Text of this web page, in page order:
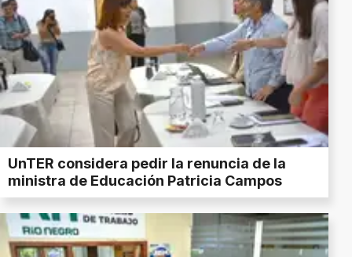
UnTER considera pedir la renuncia de la
ministra de Educación Patricia Campos